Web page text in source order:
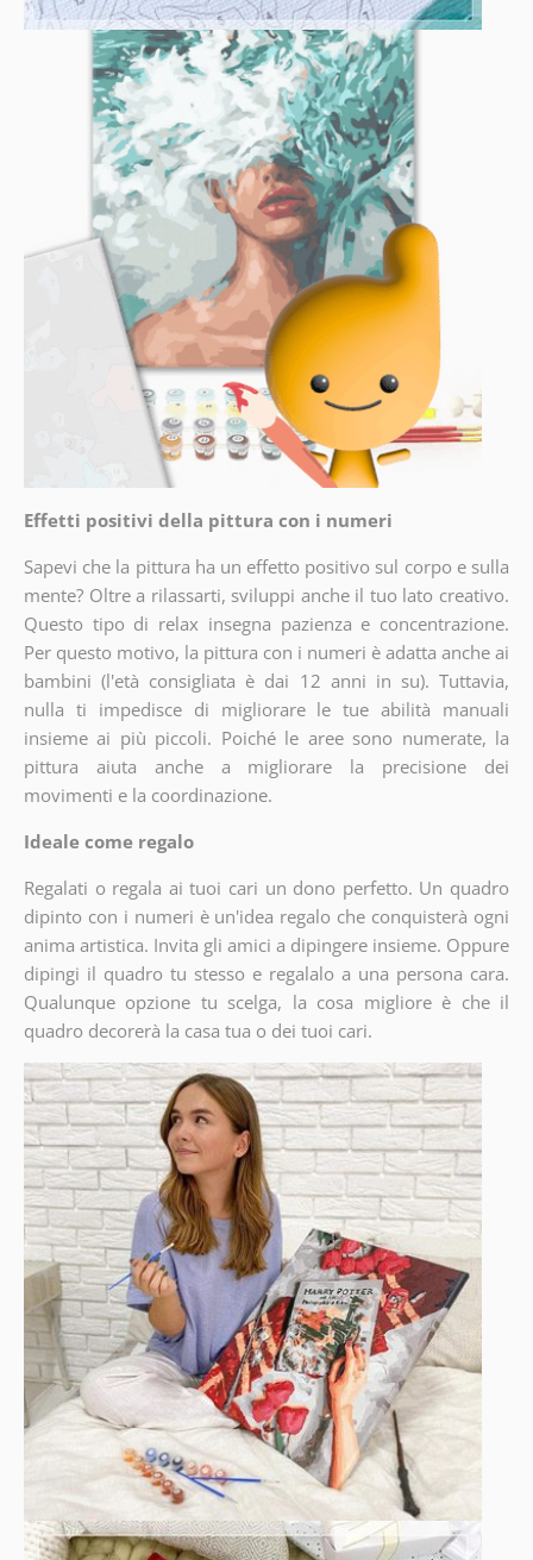
Effetti positivi della pittura con i numeri
Sapevi che la pittura ha un effetto positivo sul corpo e sulla
mente? Oltre a rilassarti, sviluppi anche il tuo lato creativo.
Questo tipo di relax insegna pazienza e concentrazione.
Per questo motivo, la pittura con i numeri è adatta anche ai
bambini (l'età consigliata è dai 12 anni in su). Tuttavia,
nulla ti impedisce di migliorare le tue abilità manuali
insieme ai più piccoli. Poiché le aree sono numerate, la
pittura aiuta anche a migliorare la precisione dei
movimenti e la coordinazione.
Ideale come regalo
Regalati o regala ai tuoi cari un dono perfetto. Un quadro
dipinto con i numeri è un'idea regalo che conquisterà ogni
anima artistica. Invita gli amici a dipingere insieme. Oppure
dipingi il quadro tu stesso e regalalo a una persona cara.
Qualunque opzione tu scelga, la cosa migliore è che il
quadro decorerà la casa tua o dei tuoi cari.